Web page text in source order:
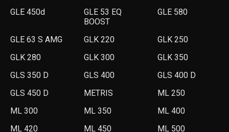
GLE 450d
GLE 53 EQ
BOOST
GLE 580
GLE 63 S AMG GLK 220
GLK 250
GLK 280
GLK 300
GLK 350
GLS 350 D
GLS 400
GLS 400 D
GLS 450 D
METRIS
ML 250
ML 300
ML 350
ML 400
ML 420
ML 450
ML 500